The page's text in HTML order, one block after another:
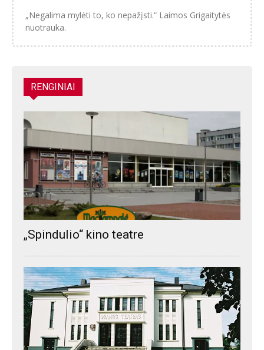
„Negalima mylėti to, ko nepažįsti.“ Laimos Grigaitytės
nuotrauka.
RENGINIAI
„Spindulio“ kino teatre